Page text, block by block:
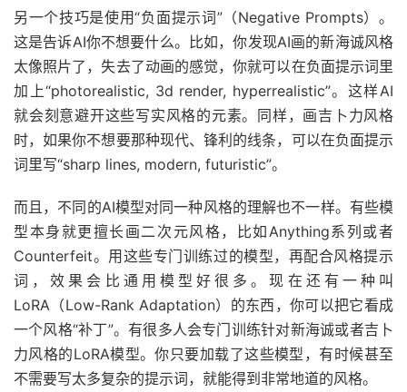
另一个技巧是使用“负面提示词”（Negative Prompts）。
这是告诉AI你不想要什么。比如，你发现AI画的新海诚风格
太像照片了，失去了动画的感觉，你就可以在负面提示词里
加上“photorealistic, 3d render, hyperrealistic”。这样AI
就会刻意避开这些写实风格的元素。同样，画吉卜力风格
时，如果你不想要那种现代、锋利的线条，可以在负面提示
词里写“sharp lines, modern, futuristic”。
而且，不同的AI模型对同一种风格的理解也不一样。有些模
型本身就更擅长画二次元风格，比如Anything系列或者
Counterfeit。用这些专门训练过的模型，再配合风格提示
词，效果会比通用模型好很多。现在还有一种叫
LoRA（Low-Rank Adaptation）的东西，你可以把它看成
一个风格“补丁”。有很多人会专门训练针对新海诚或者吉卜
力风格的LoRA模型。你只要加载了这些模型，有时候甚至
不需要写太多复杂的提示词，就能得到非常地道的风格。